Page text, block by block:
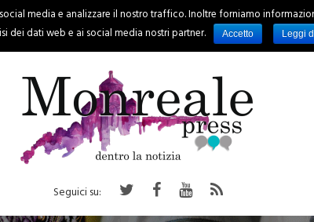
REGIONE EVENTI RUBRICHE SPORT
Seguici su:
media e analizzare il nostro traffico. Inoltre forniamo
dei dati web e ai social media nostri partner.
Accetto Leggi